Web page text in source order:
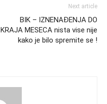
Next article
BIK – IZNENAĐENJA DO
KRAJA MESECA nista vise nije
kako je bilo spremite se !